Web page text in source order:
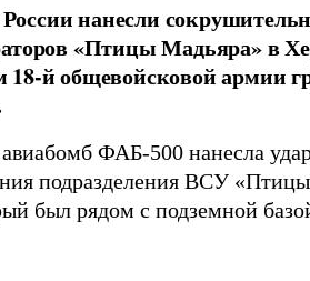
нанесли
«Птицы Мадьяра» в
18-й общевойсковой армии
ФАБ-500 нанесла
подразделения ВСУ
был рядом с подземной